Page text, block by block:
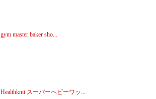
gym master baker sho...
Healthknit スーパーヘビーワッ...